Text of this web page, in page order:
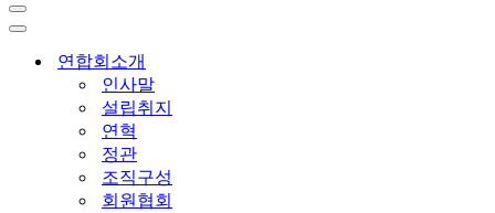
내
비
내
연합회소개
인사말
설립취지
연혁
정관
조직구성
회원협회